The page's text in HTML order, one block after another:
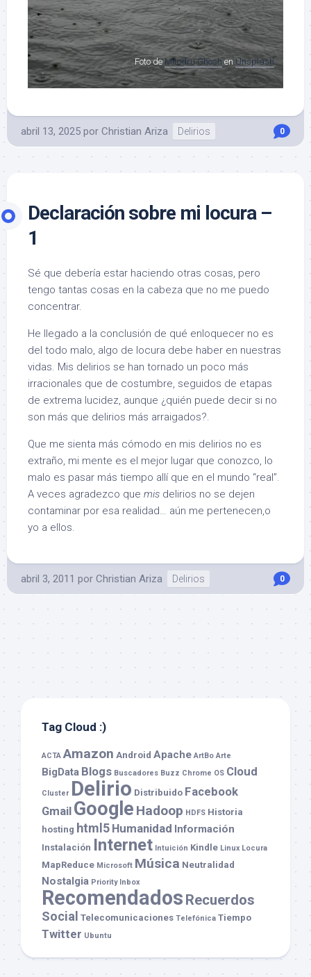
Foto deMItodru Ghosh en Unsplash
abril 13, 2025 por Christian Ariza Delirios 0
Declaración sobre mi locura –
1
Sé que debería estar haciendo otras cosas, pero
tengo tantas cosas en la cabeza que no me puedo
concentrar.
He llegado a la conclusión de qué enloquecer no es
del todo malo, algo de locura debe haber en nuestras
vidas. Mis delirios se han tornado un poco más
irracionales que de costumbre, seguidos de etapas
de extrema lucidez, aunque ¿quién puede decir si no
son más que delirios más arraigados?.
Que me sienta más cómodo en mis delirios no es
extraño, mi mente es el mejor lugar que conozco, lo
malo es pasar más tiempo allí que en el mundo “real”.
A veces agradezco que mis delirios no se dejen
contaminar por esa realidad… aún me pertenecen,o
yo a ellos.
abril 3, 2011 por Christian Ariza Delirios 0
Tag Cloud :)
ACTA Amazon Android Apache ArtBo Arte
BigData Blogs Buscadores Buzz Chrome OS Cloud
Cluster Delirio Distribuido Facebook
Gmail Google Hadoop HDFS Historia
hosting html5 Humanidad Información
Instalación Internet Intuición Kindle Linux Locura
MapReduce Microsoft Música Neutralidad
Nostalgia Priority Inbox
Recomendados Recuerdos
Social Telecomunicaciones Telefónica Tiempo
Twitter Ubuntu